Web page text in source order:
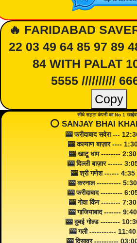
🔥 FARIDABAD
22 03 49 64 85 97 89
84 WITH PALAT
5555 //////////
Copy
सीधे सट्टा कंपनी का No 1
⭕️ SANJAY BHAI
🎰 फरीदाबाद सवेरा ---
🎰 कल्याण बाज़ार ----
🎰 खाटू धाम --------
🎰 दिल्ली बाज़ार ------
🎰 श्री गणेश ------ 4:35
🎰 करनाल ----------
🎰 फरीदाबाद ---------
🎰 गोवा किंग --------
🎰 गाजियाबाद -------
🎰 दुबई गोल्ड --------
🎰 गली ----------- 11:40
🎰 दिसावर ----------